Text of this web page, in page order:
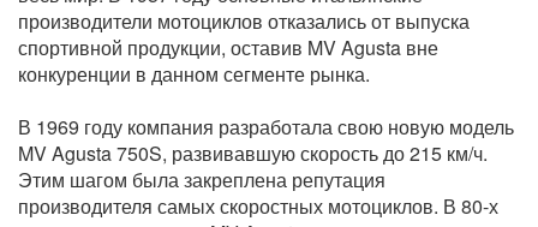
производители мотоциклов отказались от выпуска
спортивной продукции, оставив MV Agusta вне
конкуренции в данном сегменте рынка.
В 1969 году компания разработала свою новую модель
MV Agusta 750S, развивавшую скорость до 215 км/ч.
Этим шагом была закреплена репутация
производителя самых скоростных мотоциклов. В 80-х